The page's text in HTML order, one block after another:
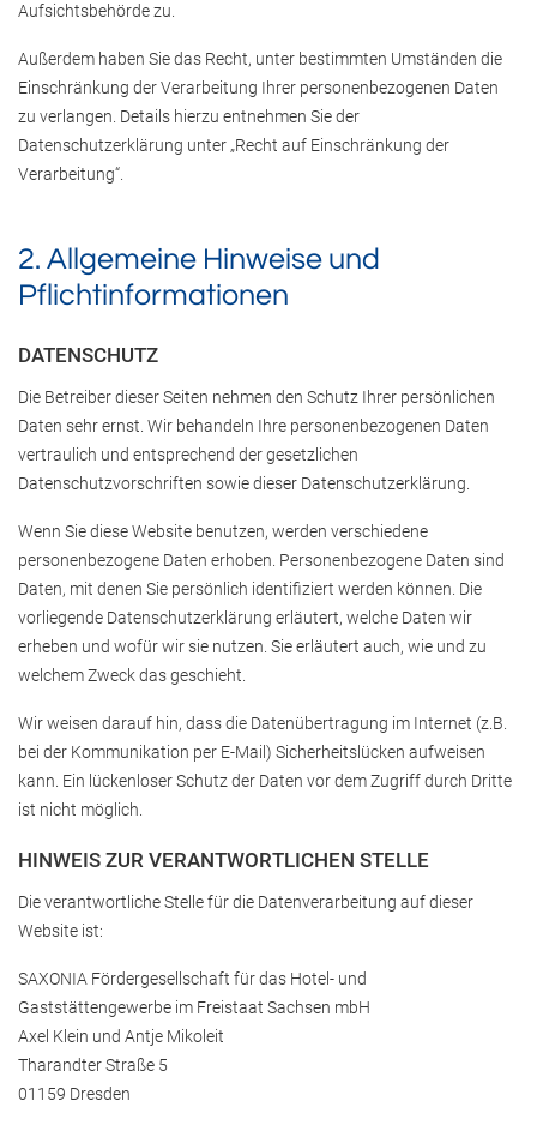
Aufsichtsbehörde zu.
Außerdem haben Sie das Recht, unter bestimmten Umständen die
Einschränkung der Verarbeitung Ihrer personenbezogenen Daten
zu verlangen. Details hierzu entnehmen Sie der
Datenschutzerklärung unter „Recht auf Einschränkung der
Verarbeitung“.
2. Allgemeine Hinweise und
Pflichtinformationen
DATENSCHUTZ
Die Betreiber dieser Seiten nehmen den Schutz Ihrer persönlichen
Daten sehr ernst. Wir behandeln Ihre personenbezogenen Daten
vertraulich und entsprechend der gesetzlichen
Datenschutzvorschriften sowie dieser Datenschutzerklärung.
Wenn Sie diese Website benutzen, werden verschiedene
personenbezogene Daten erhoben. Personenbezogene Daten sind
Daten, mit denen Sie persönlich identifiziert werden können. Die
vorliegende Datenschutzerklärung erläutert, welche Daten wir
erheben und wofür wir sie nutzen. Sie erläutert auch, wie und zu
welchem Zweck das geschieht.
Wir weisen darauf hin, dass die Datenübertragung im Internet (z.B.
bei der Kommunikation per E-Mail) Sicherheitslücken aufweisen
kann. Ein lückenloser Schutz der Daten vor dem Zugriff durch Dritte
ist nicht möglich.
HINWEIS ZUR VERANTWORTLICHEN STELLE
Die verantwortliche Stelle für die Datenverarbeitung auf dieser
Website ist:
SAXONIA Fördergesellschaft für das Hotel- und
Gaststättengewerbe im Freistaat Sachsen mbH
Axel Klein und Antje Mikoleit
Tharandter Straße 5
01159 Dresden